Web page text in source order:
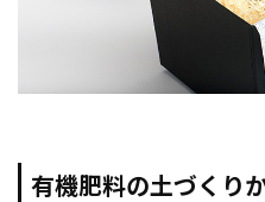
有機肥料の土づくり